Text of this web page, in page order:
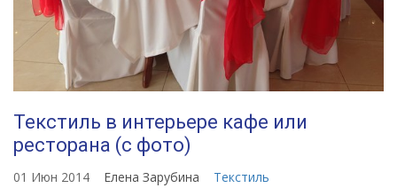
Текстиль в интерьере кафе или
ресторана (с фото)
01 Июн 2014 Елена Зарубина Текстиль